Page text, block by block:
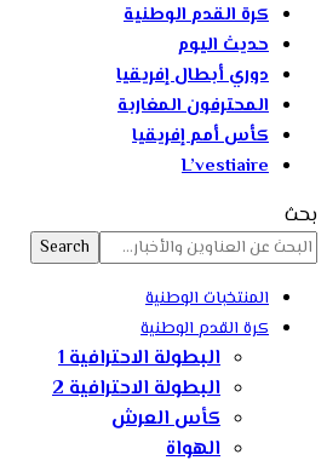
كرة القدم الوطنية
حديث اليوم
دوري أبطال إفريقيا
المحترفون المغاربة
كأس أمم إفريقيا
L’vestiaire
بحث
المنتخبات الوطنية
كرة القدم الوطنية
البطولة الاحترافية 1
البطولة الاحترافية 2
كأس العرش
الهواة